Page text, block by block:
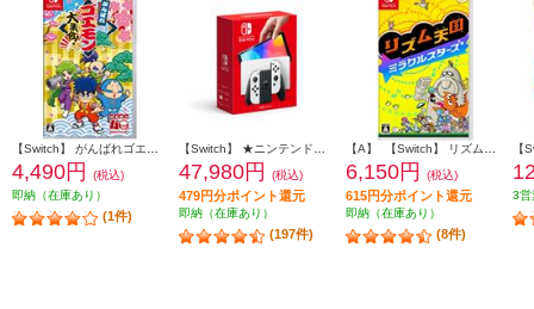
【Switch】 がんばれゴエモン大集合！
4,490円
(税込)
即納（在庫あり）
(1件)
【Switch】 ★ニンテンドースイッチ本体 Nintendo Switch（有機ELモデル） Joy-Con(L)/(R) ホワイト
47,980円 (税込)
479円分ポイント還元
即納（在庫あり）
(197件)
【A】 【Switch】 リズム天国 ミラクルスターズ
6,150円 (税込)
615円分ポイント還元
即納（在庫あり）
(8件)
3営